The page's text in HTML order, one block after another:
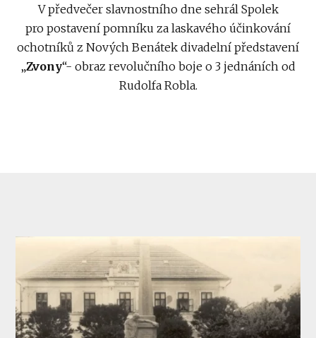
V předvečer slavnostního dne sehrál Spolek
pro postavení pomníku za laskavého účinkování
ochotníků z Nových Benátek divadelní představení
„Zvony“- obraz revolučního boje o 3 jednáních od
Rudolfa Robla.